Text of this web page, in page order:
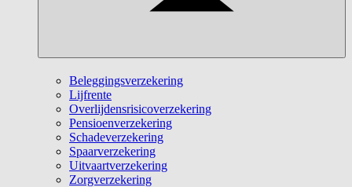
Beleggingsverzekering
Lijfrente
Overlijdensrisicoverzekering
Pensioenverzekering
Schadeverzekering
Spaarverzekering
Uitvaartverzekering
Zorgverzekering